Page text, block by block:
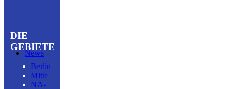
News
DIE
GEBIETE
Berlin
Mitte
NA-